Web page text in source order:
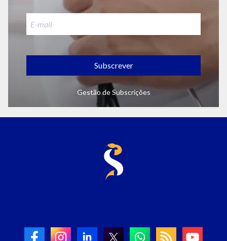
Subscrever
Gestão de Subscrições